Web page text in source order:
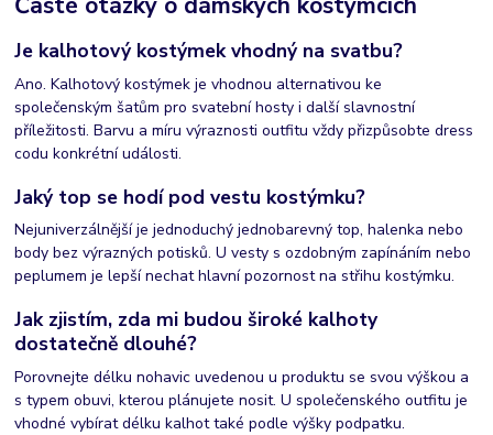
Je kalhotový kostýmek vhodný na svatbu?
Ano. Kalhotový kostýmek je vhodnou alternativou ke
společenským šatům pro svatební hosty i další slavnostní
příležitosti. Barvu a míru výraznosti outfitu vždy přizpůsobte dress
codu konkrétní události.
Jaký top se hodí pod vestu kostýmku?
Nejuniverzálnější je jednoduchý jednobarevný top, halenka nebo
body bez výrazných potisků. U vesty s ozdobným zapínáním nebo
peplumem je lepší nechat hlavní pozornost na střihu kostýmku.
Jak zjistím, zda mi budou široké kalhoty
dostatečně dlouhé?
Porovnejte délku nohavic uvedenou u produktu se svou výškou a
s typem obuvi, kterou plánujete nosit. U společenského outfitu je
vhodné vybírat délku kalhot také podle výšky podpatku.